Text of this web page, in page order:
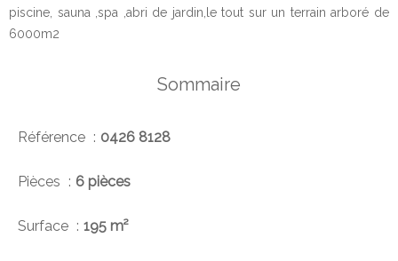
piscine, sauna ,spa ,abri de jardin,le tout sur un terrain arboré de
6000m2
Sommaire
Référence 0426 8128
Pièces 6 pièces
Surface 195 m²